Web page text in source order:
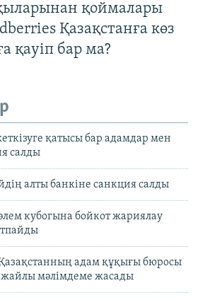
қоймалары
Қазақстанға көз
қауіп бар ма?
қатысы бар адамдар мен
салды
алты банкіне санкция салды
кубогына бойкот жариялау
адам құқығы бюросы
мәлімдеме жасады